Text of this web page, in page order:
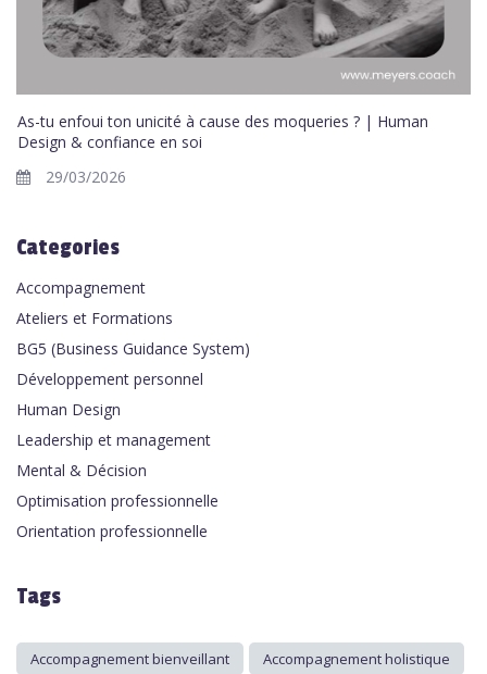
As-tu enfoui ton unicité à cause des moqueries ? | Human
Design & confiance en soi
29/03/2026
Categories
Accompagnement
Ateliers et Formations
BG5 (Business Guidance System)
Développement personnel
Human Design
Leadership et management
Mental & Décision
Optimisation professionnelle
Orientation professionnelle
Tags
Accompagnement bienveillant
Accompagnement holistique